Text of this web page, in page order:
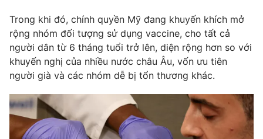
Photo Infographic
Video Shorts video
VTV Money VTV Thể thao
VTV Sức khoẻ Bất động sản
Trong khi đó, chính quyền Mỹ đang khuyến khích mở
rộng nhóm đối tượng sử dụng vaccine, cho tất cả
người dân từ 6 tháng tuổi trở lên, diện rộng hơn so với
khuyến nghị của nhiều nước châu Âu, vốn ưu tiên
người già và các nhóm dễ bị tổn thương khác.